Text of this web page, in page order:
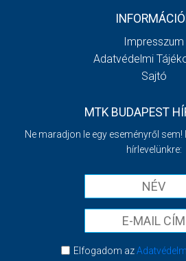
Impresszum
Adatvédelmi
Sajtó
MTK BUDAPEST
Ne maradjon le egy eseményről
hírlevelünkre:
Elfogadom az